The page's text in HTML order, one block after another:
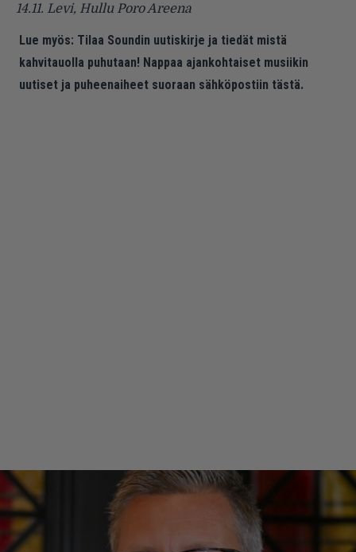
14.11. Levi, Hullu Poro Areena
Lue myös: Tilaa Soundin uutiskirje ja tiedät mistä
kahvitauolla puhutaan! Nappaa ajankohtaiset musiikin
uutiset ja puheenaiheet suoraan sähköpostiin tästä.